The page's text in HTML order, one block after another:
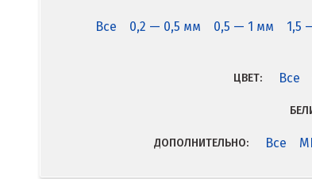
Все 0,2 — 0,5 мм 0,5 — 1 мм 1,5
ЦВЕТ: Все
ДОПОЛНИТЕЛЬНО: Все